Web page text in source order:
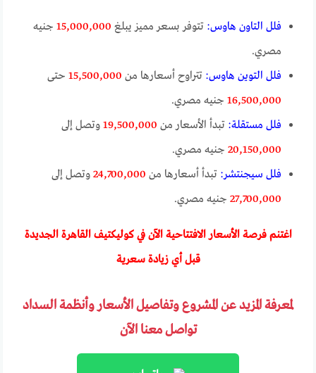
فلل التاون هاوس: تتوفر بسعر مميز يبلغ 15,000,000 جنيه
مصري.
فلل التوين هاوس: تتراوح أسعارها من 15,500,000 حتى
16,500,000 جنيه مصري.
فلل مستقلة: تبدأ الأسعار من 19,500,000 وتصل إلى
20,150,000 جنيه مصري.
فلل سيجنتشر: تبدأ أسعارها من 24,700,000 وتصل إلى
27,700,000 جنيه مصري.
اغتنم فرصة الأسعار الافتتاحية الآن في كوليكتيف القاهرة الجديدة
قبل أي زيادة سعرية
لمعرفة المزيد عن المشروع وتفاصيل الأسعار وأنظمة السداد
تواصل معنا الآن